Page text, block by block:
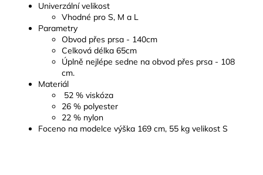
Univerzální velikost
Vhodné pro S, M a L
Parametry
Obvod přes prsa - 140cm
Celková délka 65cm
Úplně nejlépe sedne na obvod přes prsa - 108
cm.
Materiál
52 % viskóza
26 % polyester
22 % nylon
Foceno na modelce výška 169 cm, 55 kg velikost S